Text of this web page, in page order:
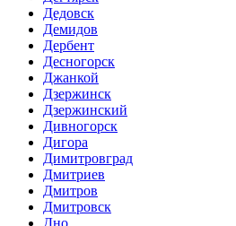
Дедовск
Демидов
Дербент
Десногорск
Джанкой
Дзержинск
Дзержинский
Дивногорск
Дигора
Димитровград
Дмитриев
Дмитров
Дмитровск
Дно